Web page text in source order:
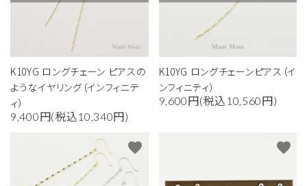
K10YG ロングチェーン ピアスの
ようなイヤリング（インフィニテ
ィ）
9,400円(税込10,340円)
K10YG ロングチェーンピアス（イ
ンフィニティ）
9,600円(税込10,560円)
favorite favorite